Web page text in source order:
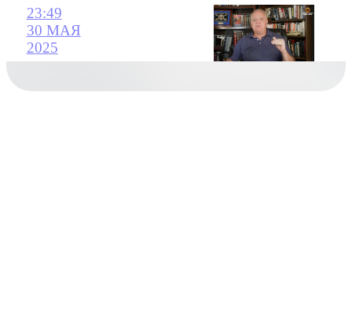
23:49
30 МАЯ
2025